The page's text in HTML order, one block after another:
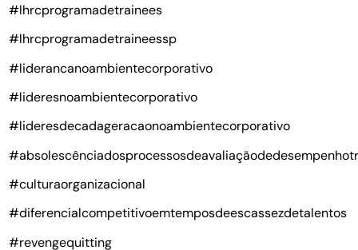
#lhrcprogramadetrainees
#lhrcprogramadetraineessp
#liderancanoambientecorporativo
#lideresnoambientecorporativo
#lideresdecadageracaonoambientecorporativo
#culturaorganizacional
#diferencialcompetitivoemtemposdeescassezdetalentos
#revengequitting